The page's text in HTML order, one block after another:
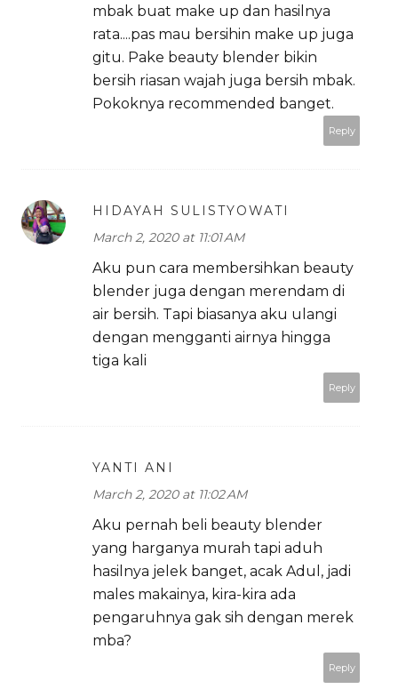
mbak buat make up dan hasilnya
rata....pas mau bersihin make up juga
gitu. Pake beauty blender bikin
bersih riasan wajah juga bersih mbak.
Pokoknya recommended banget.
Reply
HIDAYAH SULISTYOWATI
March 2, 2020 at 11:01 AM
Aku pun cara membersihkan beauty
blender juga dengan merendam di
air bersih. Tapi biasanya aku ulangi
dengan mengganti airnya hingga
tiga kali
Reply
YANTI ANI
March 2, 2020 at 11:02 AM
Aku pernah beli beauty blender
yang harganya murah tapi aduh
hasilnya jelek banget, acak Adul, jadi
males makainya, kira-kira ada
pengaruhnya gak sih dengan merek
mba?
Reply